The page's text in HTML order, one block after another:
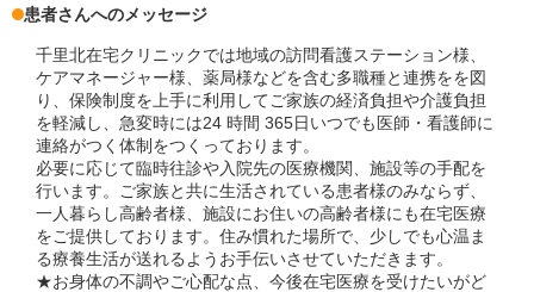
患者さんへのメッセージ
千里北在宅クリニックでは地域の訪問看護ステーション様、
ケアマネージャー様、薬局様などを含む多職種と連携をを図
り、保険制度を上手に利用してご家族の経済負担や介護負担
を軽減し、急変時には24 時間 365日いつでも医師・看護師に
連絡がつく体制をつくっております。
必要に応じて臨時往診や入院先の医療機関、施設等の手配を
行います。ご家族と共に生活されている患者様のみならず、
一人暮らし高齢者様、施設にお住いの高齢者様にも在宅医療
をご提供しております。住み慣れた場所で、少しでも心温ま
る療養生活が送れるようお手伝いさせていただきます。
★お身体の不調やご心配な点、今後在宅医療を受けたいがど